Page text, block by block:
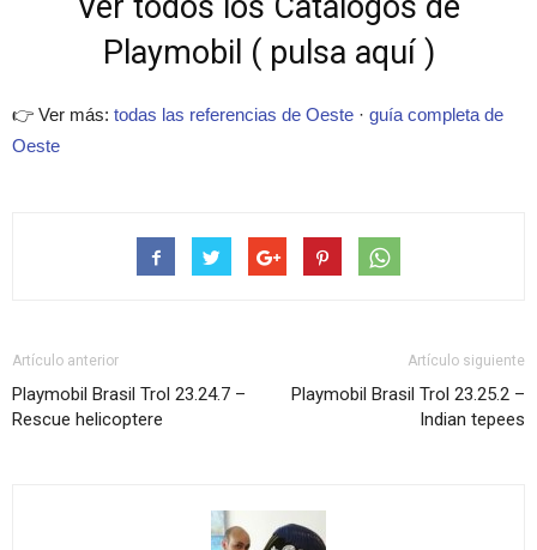
Playmobil ( pulsa aquí )
👉 Ver más: todas las referencias de Oeste · guía completa de
Oeste
Artículo anterior
Playmobil Brasil Trol 23.24.7 –
Rescue helicoptere
Artículo siguiente
Playmobil Brasil Trol 23.25.2 –
Indian tepees